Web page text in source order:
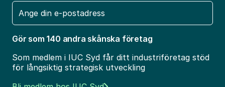
E-
post
Gör som 140 andra skånska företag
Som medlem i IUC Syd får ditt industriföretag stöd
för långsiktig strategisk utveckling